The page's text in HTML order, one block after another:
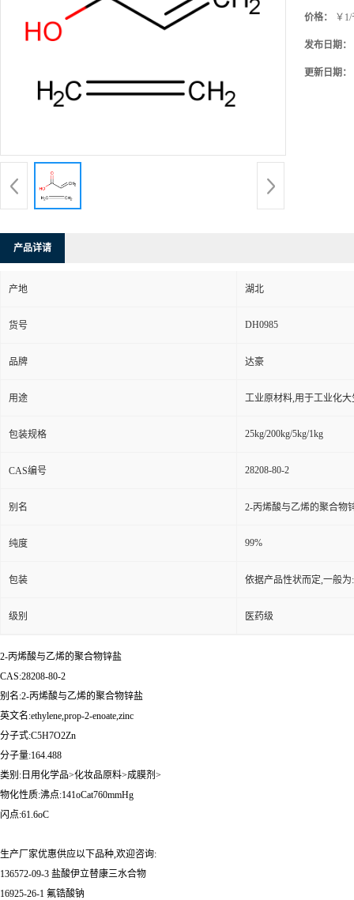
价格： ￥
发布日期：
更新日期：
产品详请
产地 湖北
货号 DH0985
品牌 达豪
用途 工业原材料,用于工业化大
包装规格 25kg/200kg/5kg/1kg
CAS编号 28208-80-2
别名 2-丙烯酸与乙烯的聚合物
纯度 99%
包装 依据产品性状而定,一般
级别 医药级
2-丙烯酸与乙烯的聚合物锌盐
CAS:28208-80-2
别名:2-丙烯酸与乙烯的聚合物锌盐
英文名:ethylene,prop-2-enoate,zinc
分子式:C5H7O2Zn
分子量:164.488
类别:日用化学品>化妆品原料>成膜剂>
物化性质:沸点:141oCat760mmHg
闪点:61.6oC
生产厂家优惠供应以下品种,欢迎咨询:
136572-09-3 盐酸伊立替康三水合物
16925-26-1 氟锆酸钠